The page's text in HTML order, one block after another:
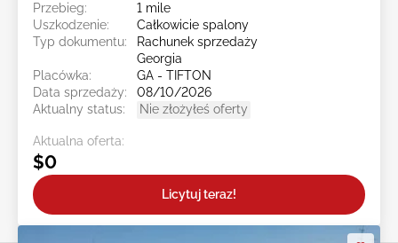
Przebieg:
1 mile
Uszkodzenie:
Całkowicie spalony
Typ dokumentu:
Rachunek sprzedaży
Georgia
Placówka:
GA - TIFTON
Data sprzedaży:
08/10/2026
Aktualny status:
Nie złożyłeś oferty
Aktualna oferta:
$0
Licytuj teraz!